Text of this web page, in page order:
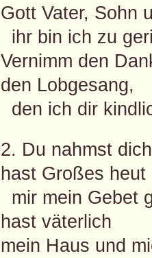
Gott Vater, Sohn
ihr bin ich zu
Vernimm den
den Lobgesang,
den ich dir
2. Du nahmst
hast Großes heut
mir mein Gebet
hast väterlich
mein Haus und